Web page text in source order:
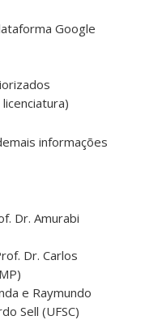
Google
informações
Dr. Amurabi
Dr. Carlos
e Raymundo
Sell (UFSC)